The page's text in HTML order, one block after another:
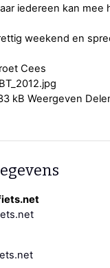
iedereen kan mee
weekend en
Cees
kB Weergeven